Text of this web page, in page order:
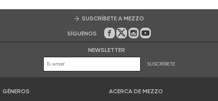
SUSCRÍBETE A MEZZO
SÍGUENOS En Facebook
En Twitter
En Instagram
En Youtube
NEWSLETTER
SUSCRÍBETE
GÉNEROS
ACERCA DE MEZZO